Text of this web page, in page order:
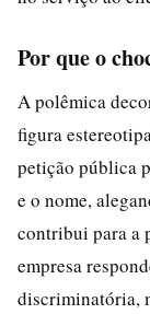
Por que o
A polêmica
figura
petição pública
e o nome,
contribui para a
empresa
discriminatória,